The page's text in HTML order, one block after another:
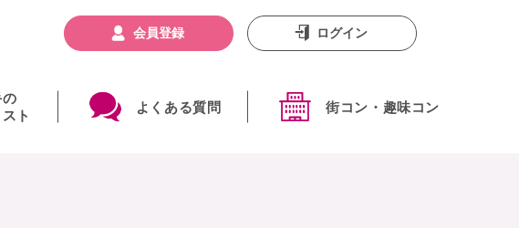
ト
よくある質問 街コン・趣味コン
会員登録 ログイン